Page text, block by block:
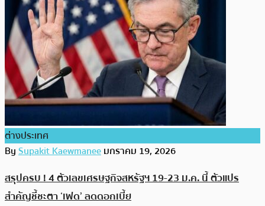
ต่างประเทศ
BySupakit Kaewmaneeมกราคม 19, 2026
สรุปครบ ! 4 ตัวเลขเศรษฐกิจสหรัฐฯ 19-23 ม.ค. นี้ ตัวแปร
สำคัญชี้ชะตา ‘เฟด’ ลดดอกเบี้ย